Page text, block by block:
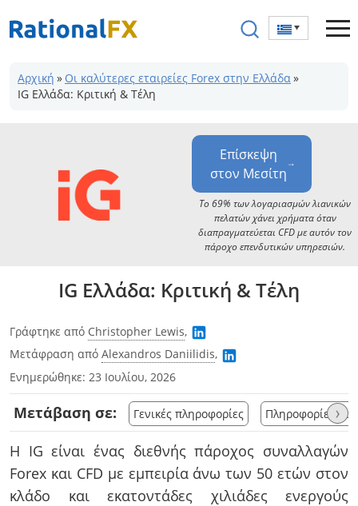
στο
Αρχική » Οι καλύτερες εταιρείες Forex στην Ελλάδα»
IG Ελλάδα: Κριτική & Τέλη
Επίσκεψη
στον Μεσίτη
Το 69% των λογαριασμών λιανικών
πελατών χάνει χρήματα όταν
διαπραγματεύεται CFD με αυτόν τον
πάροχο επενδυτικών υπηρεσιών.
IG Ελλάδα: Κριτική & Τέλη
Γράφτηκε από Christopher Lewis,
Μετάφραση από Alexandros Daniilidis,
Ενημερώθηκε: 23 Ιουλίου, 2026
Μετάβαση σε: Γενικές πληροφορίες Πληροφορίες›
Η IG είναι ένας διεθνής πάροχος συναλλαγών
Forex και CFD με εμπειρία άνω των 50 ετών στον
κλάδο και εκατοντάδες χιλιάδες ενεργούς